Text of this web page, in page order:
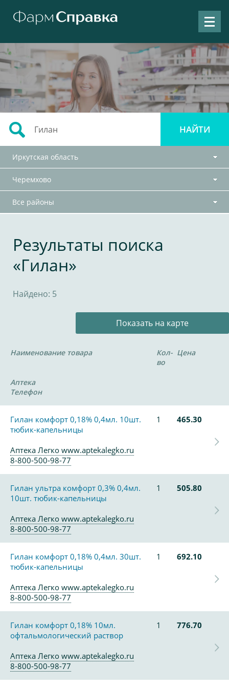
Иркутская область
Черемхово
Все районы
Результаты поиска
«Гилан»
Найдено: 5
Показать на карте
Наименование товара
Кол-
во
Цена
Аптека
Телефон
Гилан комфорт 0,18% 0,4мл. 10шт.
тюбик-капельницы
1 465.30
Аптека Легко www.aptekalegko.ru
8-800-500-98-77
Гилан ультра комфорт 0,3% 0,4мл.
10шт. тюбик-капельницы
1 505.80
Аптека Легко www.aptekalegko.ru
8-800-500-98-77
Гилан комфорт 0,18% 0,4мл. 30шт.
тюбик-капельницы
1 692.10
Аптека Легко www.aptekalegko.ru
8-800-500-98-77
Гилан комфорт 0,18% 10мл.
офтальмологический раствор
1 776.70
Аптека Легко www.aptekalegko.ru
8-800-500-98-77